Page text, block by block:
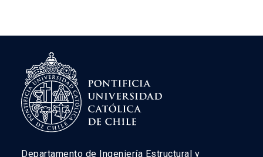
Departamento de Ingeniería Estructural y